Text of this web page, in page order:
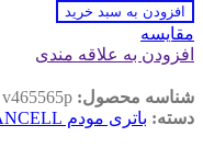
افزودن به سبد خرید
مقايسه
افزودن به علاقه مندی
شناسه محصول: v465565p
دسته: باتری مودم IRANCELL